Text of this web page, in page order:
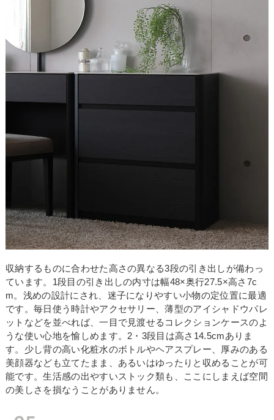
お買い物を続ける カートへ進む
収納するものに合わせた高さの異なる3段の引き出しが備わっ
ています。1段目の引き出しの内寸は幅48×奥行27.5×高さ7c
m。浅めの設計にされ、迷子になりやすい小物の定位置に最適
です。毎日使う時計やアクセサリー、薄型のアイシャドウパレ
ットなどを並べれば、一目で見渡せるコレクションケースのよ
うな使い心地を愉しめます。2・3段目は高さ14.5cmありま
す。少し背の高い化粧水のボトルやヘアスプレー、厚みのある
美顔器なども立てたまま、あるいはゆったりと収めることが可
能です。生活感の出やすいストック類も、ここにしまえば空間
の美しさを損なうことがありません。